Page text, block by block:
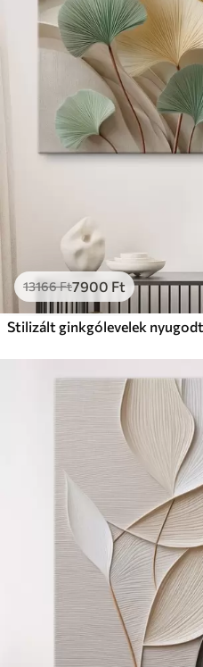
✗Környezetbarát anyag
Prémium
Ft
Élénk, gazdag színek
Fakulásálló
✓Biztonságos, szagtalan tinta
Eco-Prémium
Tól12405Ft
✓Élénk, gazdag színek
✓Fakulásálló
Környezetbarát anyag
13166Ft7900 Ft